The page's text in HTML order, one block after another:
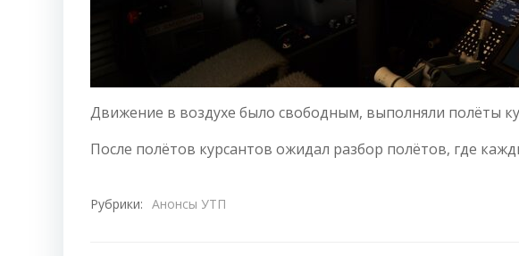
Движение в воздухе было свободным, выполняли полёты
После полётов курсантов ожидал разбор полётов, где
Рубрики: Анонсы УТП